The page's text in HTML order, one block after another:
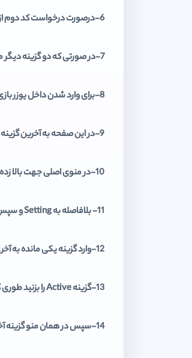
6-درصورت درخواست کد دوم از شما ،عکس آن را برای پشتیبان فرستاده و کد را دریافت و وارد نمایید.
7-در صورتی که دو گزینه دیگر مشاهده کردید Change To This Device را انتخاب کنید.
8-برای وارد شدن داخل یوزر بازی دکمه وسط دسته را نگه دارید سپس از گزینه Power و بعد Switch User یوزر بازی را انتخاب کنید.
9-در این صفحه به آخرین گزینه سمت راست یعنی Library وارد شوید و از قسمت Purchase بازی مورد نظر را به لیست دانلود اضافه کنید.
10-در منوی اصلی جهت بالا زده و وارد Notification و سپس Downloads شوید و بازی مورد نظر را Pause کنید تا از حجم اینترنت کم نشود.
11- بلافاصله به Setting و سپس Account Management بروید.
12-وارد گزینه یکی مانده به آخری یعنی Activate as your primery… شوید.
13-گزینه Active را بزنید طوری که سیاه رنگ شود و فعال شود.
14-سپس در همان منو گزینه آخر یعنی Restore license را بزنید.